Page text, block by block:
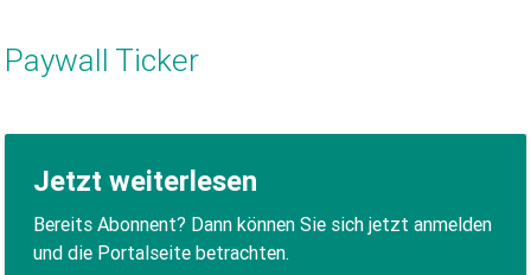
Paywall Ticker
Jetzt weiterlesen
Bereits Abonnent? Dann können Sie sich jetzt anmelden
und die Portalseite betrachten.